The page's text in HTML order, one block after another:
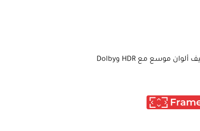
استمتع بجودة صورة فائقة الوضوح بدقة 4K UHD وطيف ألوان موسع مع HDR وDolby